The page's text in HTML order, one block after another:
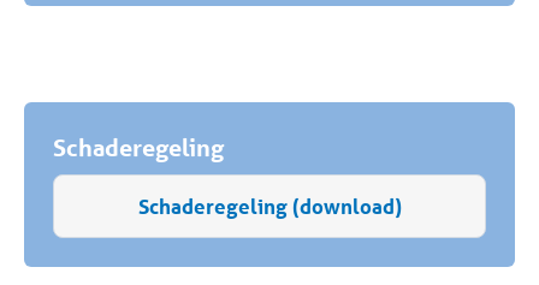
Schaderegeling
Schaderegeling (download)